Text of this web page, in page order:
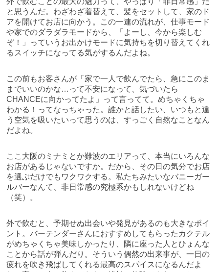
と思うんだ。わざわざ着替えて、髪をセットして、家のド
アを開けてお店に向かう。この一連の流れが、仕事モード
や家でのダラダラモードから、「よーし、今から楽しむ
ぞ！」っていうお出かけモードに気持ちを切り替えてくれ
るスイッチになってる気がするんだよね。
この前もお客さんが「家で一人で飲んでたら、急にこのま
までいいのかな…って不安になって、気づいたら
CHANCEに向かってたよ」って言ってて。めちゃくちゃ
わかる！ってなっちゃった。誰かと話したい、いつもと違
う空気を吸いたいって思うのは、すっごく自然なことなん
だよね。
ここ大阪のミナミとか難波のエリアって、本当にいろんな
お店があるじゃないですか。だから、その日の気分でお店
を選ぶだけでもワクワクする。私たちみたいなバニーガー
ルバーなんて、非日常感の究極系かもしれないけどね
（笑）。
外で飲むと、予期せぬ出会いや発見があるのも大きなポイ
ント。バーテンダーさんにおすすめしてもらったカクテル
がめちゃくちゃ美味しかったり、隣に座った人とひょんな
ことから話が弾んだり。そういう偶然の出来事が、一日の
疲れを吹き飛ばしてくれる最高のスパイスになるんだよ